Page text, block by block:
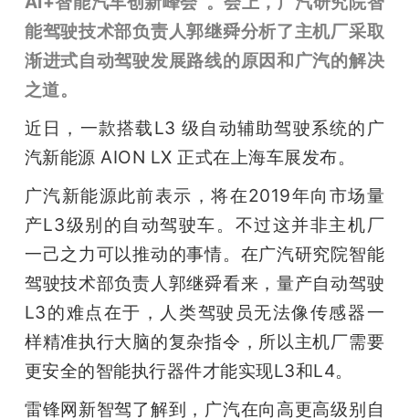
中
心
专
题
爱
搞
能驾驶技术部负责人郭继舜分析了主机厂采取
渐进式自动驾驶发展路线的原因和广汽的解决
之道。
近日，一款搭载L3 级自动辅助驾驶系统的广
汽新能源 AION LX 正式在上海车展发布。
广汽新能源此前表示，将在2019年向市场量
产L3级别的自动驾驶车。不过这并非主机厂
一己之力可以推动的事情。在广汽研究院智能
驾驶技术部负责人郭继舜看来，量产自动驾驶
L3的难点在于，人类驾驶员无法像传感器一
样精准执行大脑的复杂指令，所以主机厂需要
更安全的智能执行器件才能实现L3和L4。
雷锋网新智驾了解到，广汽在向高更高级别自